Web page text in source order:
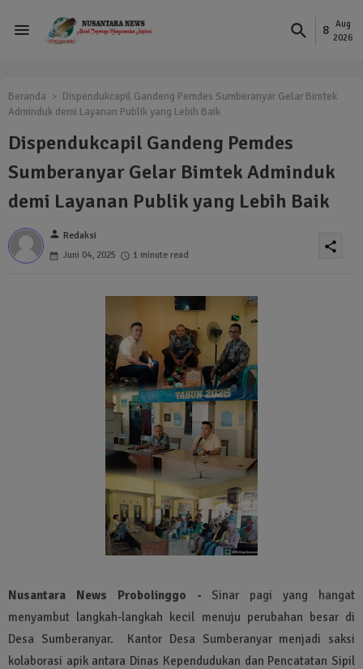
8
Aug
2026
Beranda
Dispendukcapil Gandeng Pemdes Sumberanyar Gelar Bimtek
Adminduk demi Layanan Publik yang Lebih Baik
Dispendukcapil Gandeng Pemdes
Sumberanyar Gelar Bimtek Adminduk
demi Layanan Publik yang Lebih Baik
person Redaksi
Juni 04, 2025
1 minute read
share
Nusantara News Probolinggo - Sinar pagi yang hangat
menyambut langkah-langkah kecil menuju perubahan besar di
Desa Sumberanyar. Kantor Desa Sumberanyar menjadi saksi
kolaborasi apik antara Dinas Kependudukan dan Pencatatan Sipil